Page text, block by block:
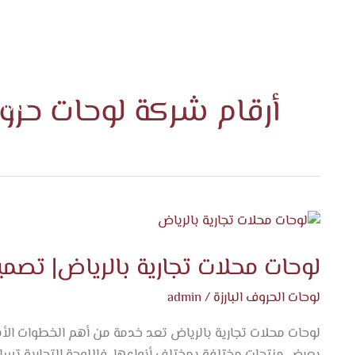
أرقام شركة لوحات
لوحات محلات تجارية بالرياض|
لوحات الحروف البارزة/
admin
لوحات محلات تجارية بالرياض تعد خدمة من أهم الخطوات
لوحات
تجارية
بالرياض|
تصميم
عصري
بأسعار